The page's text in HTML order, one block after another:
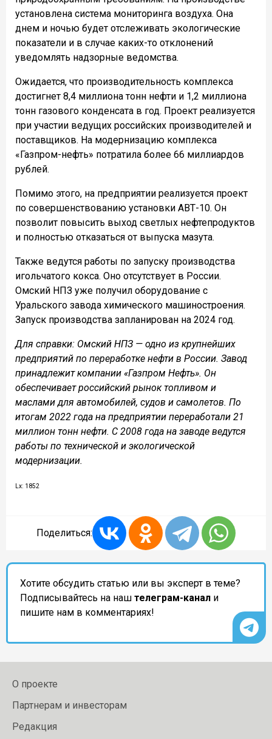
установлена система мониторинга воздуха. Она
днем и ночью будет отслеживать экологические
показатели и в случае каких-то отклонений
уведомлять надзорные ведомства.
Ожидается, что производительность комплекса
достигнет 8,4 миллиона тонн нефти и 1,2 миллиона
тонн газового конденсата в год. Проект реализуется
при участии ведущих российских производителей и
поставщиков. На модернизацию комплекса
«Газпром-нефть» потратила более 66 миллиардов
рублей.
Помимо этого, на предприятии реализуется проект
по совершенствованию установки АВТ-10. Он
позволит повысить выход светлых нефтепродуктов
и полностью отказаться от выпуска мазута.
Также ведутся работы по запуску производства
игольчатого кокса. Оно отсутствует в России.
Омский НПЗ уже получил оборудование с
Уральского завода химического машиностроения.
Запуск производства запланирован на 2024 год.
Для справки: Омский НПЗ — одно из крупнейших
предприятий по переработке нефти в России. Завод
принадлежит компании «Газпром Нефть». Он
обеспечивает российский рынок топливом и
маслами для автомобилей, судов и самолетов. По
итогам 2022 года на предприятии переработали 21
миллион тонн нефти. С 2008 года на заводе ведутся
работы по технической и экологической
модернизации.
Lx: 1852
Поделиться:
Хотите обсудить статью или вы эксперт в теме?
Подписывайтесь на наш телеграм-канал и
пишите нам в комментариях!
О проекте
Партнерам и инвесторам
Редакция